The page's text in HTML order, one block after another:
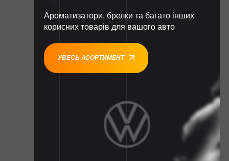
Ароматизатори, брелки та багато інших
корисних товарів для вашого авто
УВЕСЬ АСОРТИМЕНТ